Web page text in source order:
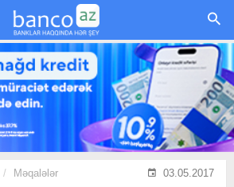
Məqalələr 03.05.2017